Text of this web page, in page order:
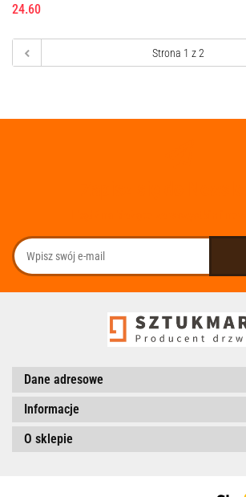
24.60
Dane adresowe
Informacje
O sklepie